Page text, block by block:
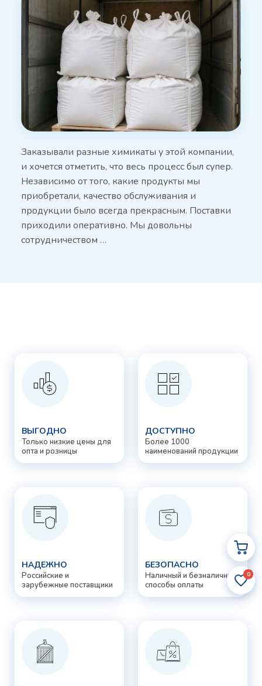
0
Заказывали разные химикаты у этой компании,
и хочется отметить, что весь процесс был супер.
Независимо от того, какие продукты мы
приобретали, качество обслуживания и
продукции было всегда прекрасным. Поставки
приходили оперативно. Мы довольны
сотрудничеством …
ВЫГОДНО
Только низкие цены для
опта и розницы
ДОСТУПНО
Более 1000
наименований продукции
НАДЕЖНО
Российские и
зарубежные поставщики
БЕЗОПАСНО
Наличный и безналичный
способы оплаты